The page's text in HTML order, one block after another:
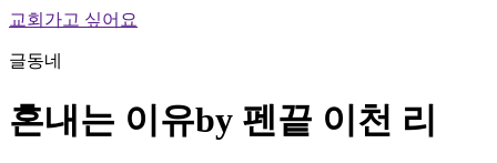
교회가고 싶어요
글동네
혼내는 이유by 펜끝 이천 리